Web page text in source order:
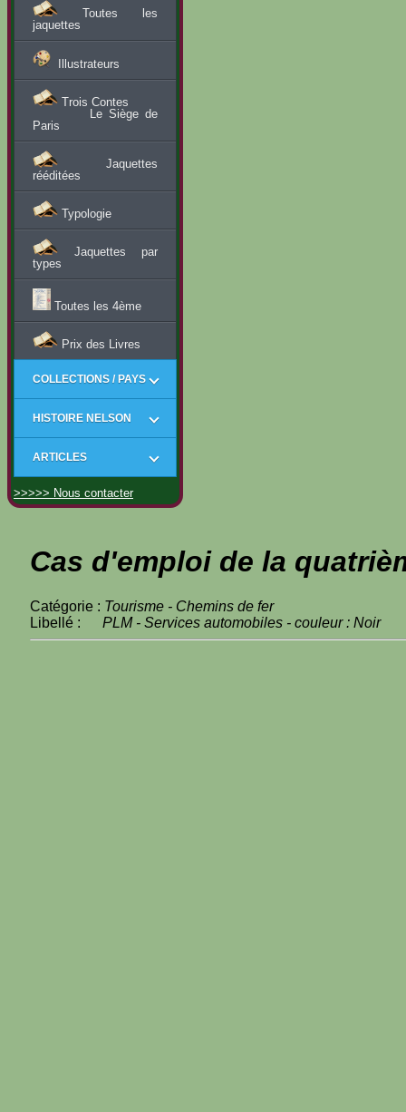
Toutes les
jaquettes
Illustrateurs
Trois Contes
Le Siège de
Paris
Jaquettes
rééditées
Typologie
Jaquettes par
types
Toutes les 4ème
Prix des Livres
COLLECTIONS / PAYS
HISTOIRE NELSON
ARTICLES
>>>>> Nous contacter
Cas d'emploi de la
Catégorie : Tourisme - Chemins de fer
Libellé : PLM - Services automobiles - couleur : Noir